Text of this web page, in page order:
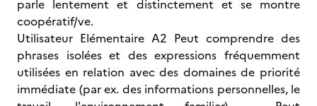
parle lentement et distinctement et se montre
coopératif/ve.
Utilisateur Elémentaire A2 Peut comprendre des
phrases isolées et des expressions fréquemment
utilisées en relation avec des domaines de priorité
immédiate (par ex. des informations personnelles, le